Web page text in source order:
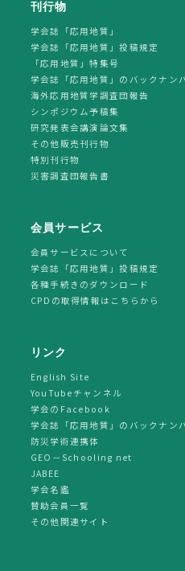
刊行物
学会誌「応用地質」
学会誌「応用地質」投稿規定
「応用地質」特集号
学会誌「応用地質」のバックナン
海外応用地質学調査団報告
シンポジウム予稿集
研究発表会講演論文集
その他販売刊行物
特別刊行物
災害調査団報告書
会員サービス
会員サービスについて
学会誌「応用地質」投稿規定
各種手続きのダウンロード
CPDの取得情報はこちらから
リンク
English Site
YouTubeチャンネル
学会のFacebook
学会誌「応用地質」のバックナン
防災学術連携体
GEO－Schooling net
JABEE
学会名鑑
賛助会員一覧
その他関連サイト